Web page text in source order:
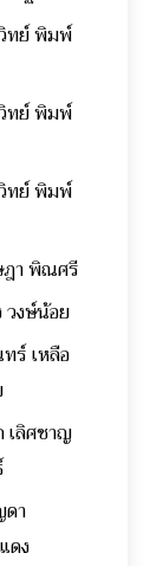
ย์ พิมพ์
ย์ พิมพ์
ย์ พิมพ์
า พิณศรี
วงษ์น้อย
ร์ เหลือ
เลิศชาญ
า
ดง